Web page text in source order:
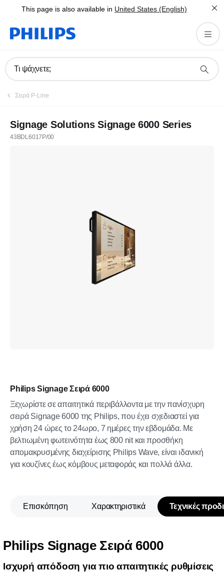
This page is also available in United States (English)
Τι ψάχνετε;
Σειρά P-Line
Signage Solutions Signage 6000 Series
43BDL6017P/00
Philips Signage Σειρά 6000
Ξεχωρίστε σε απαιτητικά περιβάλλοντα με την πανίσχυρη
σειρά Signage 6000 της Philips, που έχει σχεδιαστεί για
χρήση 24 ώρες το 24ωρο, 7 ημέρες την εβδομάδα. Με
βελτιωμένη φωτεινότητα έως 800 nit και προσθήκη
απομακρυσμένης διαχείρισης Philips Wave, είναι ιδανική
για κουζίνες έως κόμβους μεταφοράς και πολλά άλλα.
Επισκόπηση Χαρακτηριστικά Τεχνικές
Philips Signage Σειρά 6000
Ισχυρή απόδοση για πιο απαιτητικές ρυθμίσεις